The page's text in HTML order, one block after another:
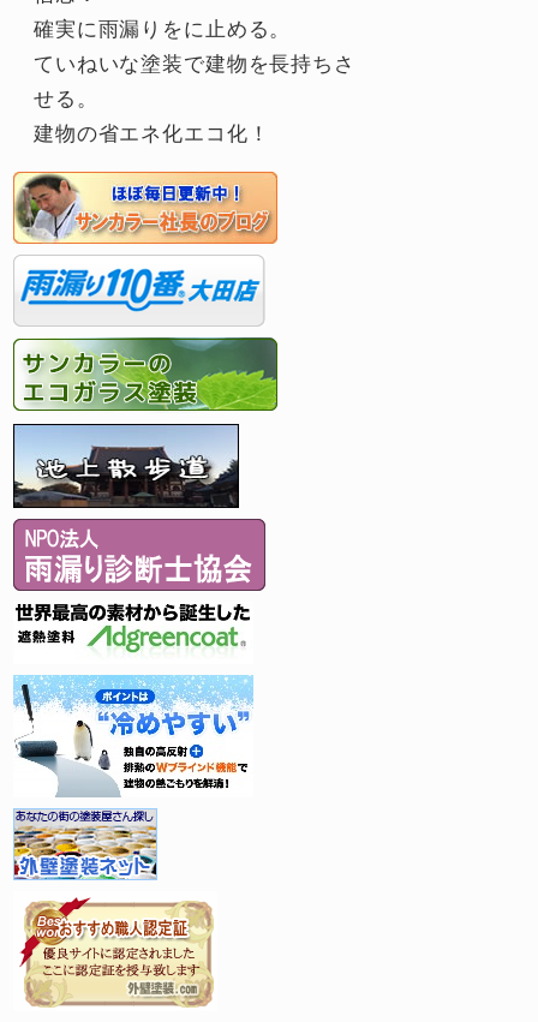
確実に雨漏りをに止める。
ていねいな塗装で建物を長持ちさ
せる。
建物の省エネ化エコ化！